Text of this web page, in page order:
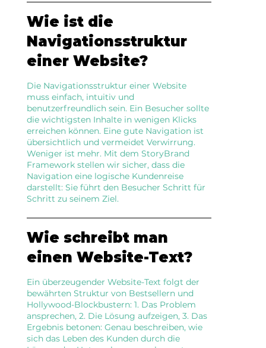
Wie ist die
Navigationsstruktur
einer Website?
Die Navigationsstruktur einer Website
muss einfach, intuitiv und
benutzerfreundlich sein. Ein Besucher sollte
die wichtigsten Inhalte in wenigen Klicks
erreichen können. Eine gute Navigation ist
übersichtlich und vermeidet Verwirrung.
Weniger ist mehr. Mit dem StoryBrand
Framework stellen wir sicher, dass die
Navigation eine logische Kundenreise
darstellt: Sie führt den Besucher Schritt für
Schritt zu seinem Ziel.
Wie schreibt man
einen Website-Text?
Ein überzeugender Website-Text folgt der
bewährten Struktur von Bestsellern und
Hollywood-Blockbustern: 1. Das Problem
ansprechen, 2. Die Lösung aufzeigen, 3. Das
Ergebnis betonen: Genau beschreiben, wie
sich das Leben des Kunden durch die